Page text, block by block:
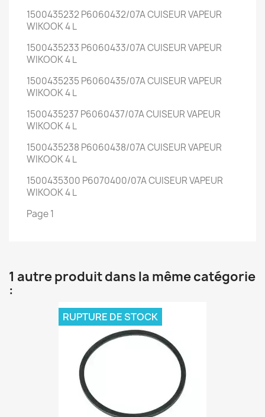
1500435232 P6060432/07A CUISEUR VAPEUR
WIKOOK 4 L
1500435233 P6060433/07A CUISEUR VAPEUR
WIKOOK 4 L
1500435235 P6060435/07A CUISEUR VAPEUR
WIKOOK 4 L
1500435237 P6060437/07A CUISEUR VAPEUR
WIKOOK 4 L
1500435238 P6060438/07A CUISEUR VAPEUR
WIKOOK 4 L
1500435300 P6070400/07A CUISEUR VAPEUR
WIKOOK 4 L
Page 1
1 autre produit dans la même catégorie
:
RUPTURE DE STOCK